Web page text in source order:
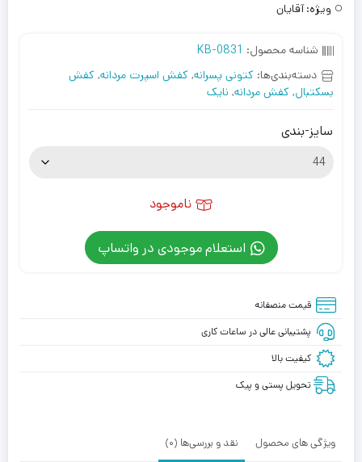
ویژه: آقایان
شناسه محصول: KB-0831
دسته‌بندی‌ها: کتونی پسرانه, کفش اسپرت مردانه, کفش
بسکتبال, کفش مردانه, نایک
سایز-بندی
ناموجود
استعلام موجودی در واتساپ
قیمت منصفانه
پشتیبانی عالی در ساعات کاری
کیفیت بالا
تحویل پستی و پیک
ویژگی های محصول نقد و بررسی‌ها (0)